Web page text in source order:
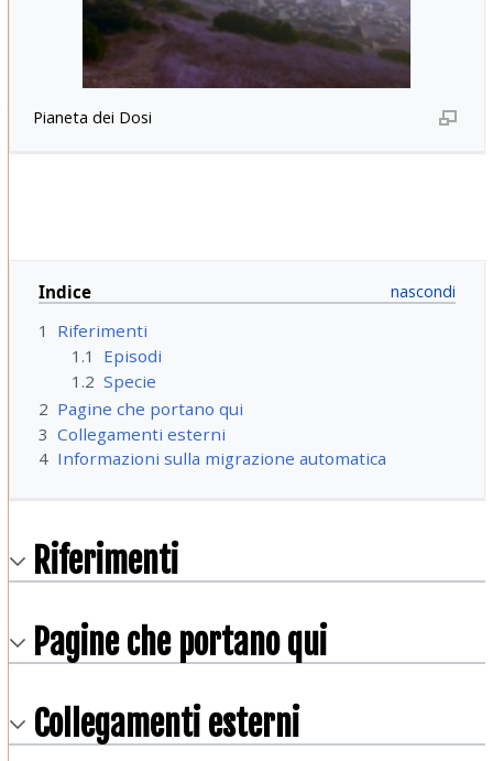
Pianeta dei Dosi
Indice
1
Riferimenti
1.1
Episodi
1.2 Specie
2 Pagine che portano qui
3 Collegamenti esterni
4 Informazioni sulla migrazione automatica
Riferimenti
Pagine che portano qui
Collegamenti esterni